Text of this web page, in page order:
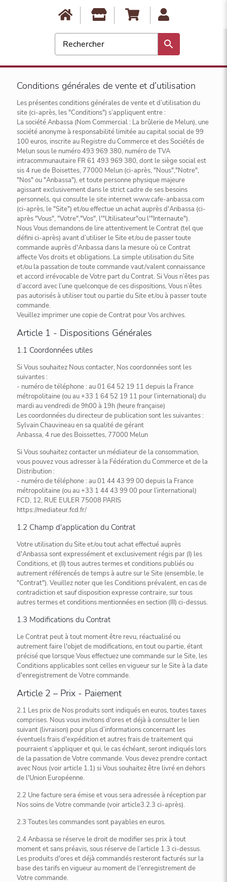
Conditions générales de vente et d’utilisation
Les présentes conditions générales de vente et d’utilisation du
site (ci-après, les "Conditions") s’appliquent entre :
La société Anbassa (Nom Commercial : La brûlerie de Melun), une
société anonyme à responsabilité limitée au capital social de 99
100 euros, inscrite au Registre du Commerce et des Sociétés de
Melun sous le numéro 493 969 380, numéro de TVA
intracommunautaire FR 61 493 969 380, dont le siège social est
sis 4 rue de Boisettes, 77000 Melun (ci-après, "Nous","Notre",
"Nos" ou "Anbassa"), et toute personne physique majeure
agissant exclusivement dans le strict cadre de ses besoins
personnels, qui consulte le site internet www.cafe-anbassa.com
(ci-après, le "Site") et/ou effectue un achat auprès d'Anbassa (ci-
après "Vous", "Votre","Vos", l'"Utilisateur"ou l'"Internaute").
Nous Vous demandons de lire attentivement le Contrat (tel que
défini ci-après) avant d’utiliser le Site et/ou de passer toute
commande auprès d'Anbassa dans la mesure où ce Contrat
affecte Vos droits et obligations. La simple utilisation du Site
et/ou la passation de toute commande vaut/valent connaissance
et accord irrévocable de Votre part du Contrat. Si Vous n’êtes pas
d’accord avec l’une quelconque de ces dispositions, Vous n’êtes
pas autorisés à utiliser tout ou partie du Site et/ou à passer toute
commande.
Veuillez imprimer une copie de Contrat pour Vos archives.
Article 1 - Dispositions Générales
1.1 Coordonnées utiles
Si Vous souhaitez Nous contacter, Nos coordonnées sont les
suivantes :
- numéro de téléphone : au 01 64 52 19 11 depuis la France
métropolitaine (ou au +33 1 64 52 19 11 pour l’international) du
mardi au vendredi de 9h00 à 19h (heure française)
Les coordonnées du directeur de publication sont les suivantes :
Sylvain Chauvineau en sa qualité de gérant
Anbassa, 4 rue des Boissettes, 77000 Melun
Si Vous souhaitez contacter un médiateur de la consommation,
vous pouvez vous adresser à la Fédération du Commerce et de la
Distribution :
- numéro de téléphone : au 01 44 43 99 00 depuis la France
métropolitaine (ou au +33 1 44 43 99 00 pour l’international)
FCD, 12, RUE EULER 75008 PARIS
https://mediateur.fcd.fr/
1.2 Champ d'application du Contrat
Votre utilisation du Site et/ou tout achat effectué auprès
d'Anbassa sont expressément et exclusivement régis par (I) les
Conditions, et (II) tous autres termes et conditions publiés ou
autrement référencés de temps à autre sur le Site (ensemble, le
"Contrat"). Veuillez noter que les Conditions prévalent, en cas de
contradiction et sauf disposition expresse contraire, sur tous
autres termes et conditions mentionnées en section (III) ci-dessus.
1.3 Modifications du Contrat
Le Contrat peut à tout moment être revu, réactualisé ou
autrement faire l'objet de modifications, en tout ou partie, étant
précisé que lorsque Vous effectuez une commande sur le Site, les
Conditions applicables sont celles en vigueur sur le Site à la date
d'enregistrement de Votre commande.
Article 2 – Prix - Paiement
2.1 Les prix de Nos produits sont indiqués en euros, toutes taxes
comprises. Nous vous invitons d'ores et déjà à consulter le lien
suivant (livraison) pour plus d’informations concernant les
éventuels frais d'expédition et autres frais de traitement qui
pourraient s’appliquer et qui, le cas échéant, seront indiqués lors
de la passation de Votre commande. Vous devez prendre contact
avec Nous (voir article 1.1) si Vous souhaitez être livré en dehors
de l'Union Européenne.
2.2 Une facture sera émise et vous sera adressée à réception par
Nos soins de Votre commande (voir article3.2.3 ci-après).
2.3 Toutes les commandes sont payables en euros.
2.4 Anbassa se réserve le droit de modifier ses prix à tout
moment et sans préavis, sous réserve de l’article 1.3 ci-dessus.
Les produits d'ores et déjà commandés resteront facturés sur la
base des tarifs en vigueur au moment de l'enregistrement de
Votre commande.